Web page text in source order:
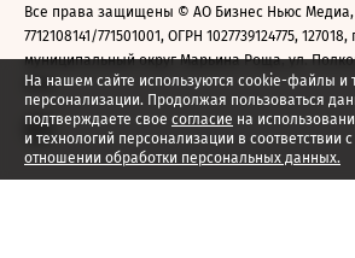
На нашем сайте используются cookie-файлы и
персонализации. Продолжая пользоваться
подтверждаете свое согласие на
и технологий персонализации в соответствии с
отношении обработки персональных данных.
Все права защищены © АО Бизнес Ньюс
7712108141/771501001, ОГРН 1027739124775,
муниципальный округ Марьина Роща, ул.
2026